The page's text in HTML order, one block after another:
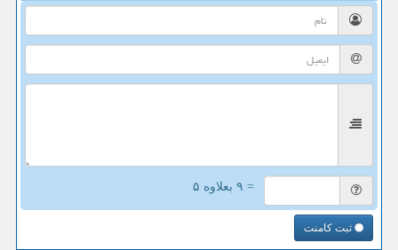
= ۹ بعلاوه ۵
ثبت کامنت